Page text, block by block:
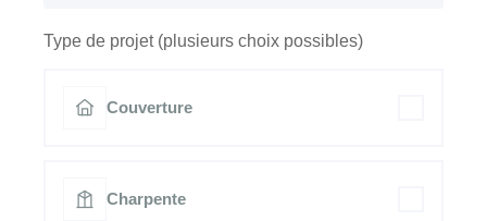
Type de projet (plusieurs choix possibles)
Couverture
Charpente